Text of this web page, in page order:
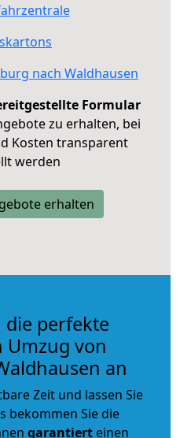
nach Waldhausen
Formular
zu erhalten, bei
Kosten transparent
werden
erhalten
perfekte
von
an
Zeit und lassen Sie
bekommen Sie die
garantiert einen